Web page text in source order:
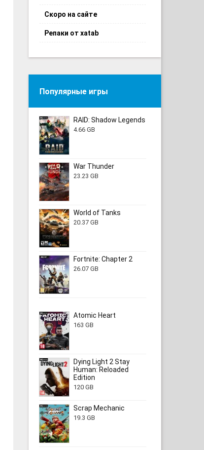
Скоро на сайте
Репаки от xatab
Популярные игры
RAID: Shadow Legends
4.66 GB
War Thunder
23.23 GB
World of Tanks
20.37 GB
Fortnite: Chapter 2
26.07 GB
Atomic Heart
163 GB
Dying Light 2 Stay
Human: Reloaded
Edition
120 GB
Scrap Mechanic
19.3 GB